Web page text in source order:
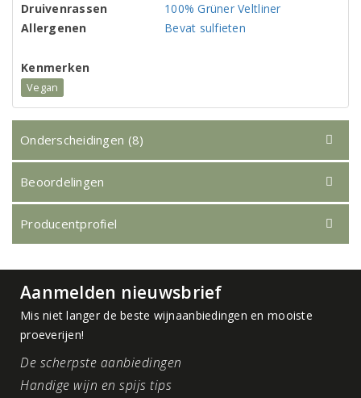
Druivenrassen
100% Grüner Veltliner
Allergenen
Bevat sulfieten
Kenmerken
Vegan
Onderscheidingen (8)
Beoordelingen
Producentprofiel
Aanmelden nieuwsbrief
Mis niet langer de beste wijnaanbiedingen en mooiste
proeverijen!
De scherpste aanbiedingen
Handige wijn en spijs tips